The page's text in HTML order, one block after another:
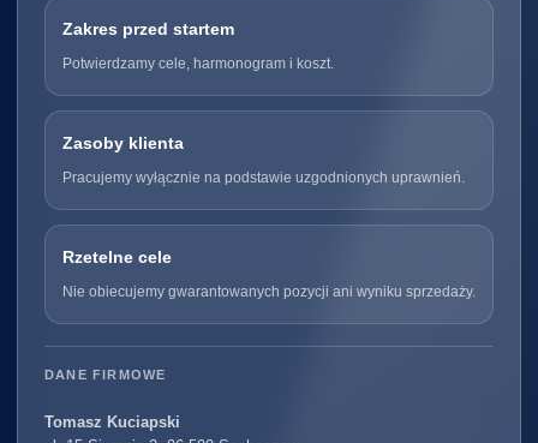
Zakres przed startem
Potwierdzamy cele, harmonogram i koszt.
Zasoby klienta
Pracujemy wyłącznie na podstawie uzgodnionych uprawnień.
Rzetelne cele
Nie obiecujemy gwarantowanych pozycji ani wyniku sprzedaży.
DANE FIRMOWE
Tomasz Kuciapski